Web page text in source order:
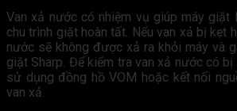
Van xả nước có nhiệm vụ giúp máy giặt
chu trình giặt hoàn tất. Nếu van xả bị kẹt
nước sẽ không được xả ra khỏi máy và
giặt Sharp. Để kiểm tra van xả nước có bị
sử dụng đồng hồ VOM hoặc kết nối
van xả.